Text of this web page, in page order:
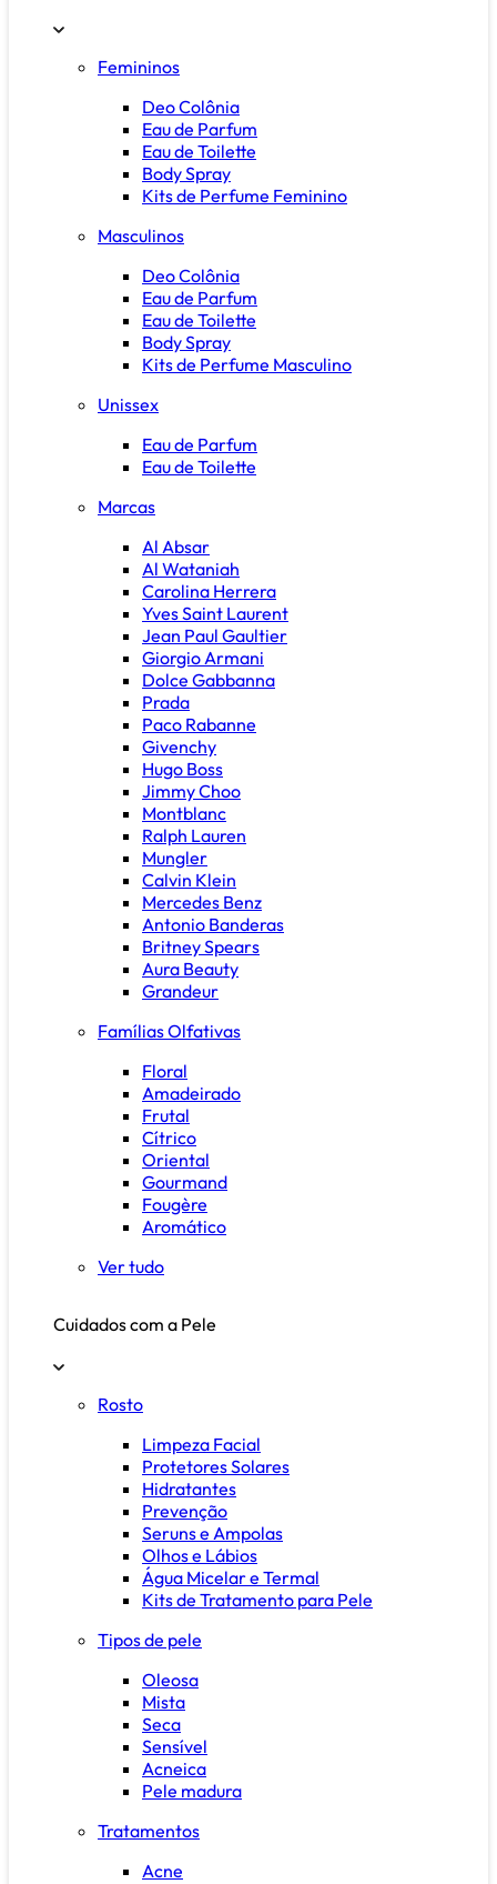
Femininos
Deo Colônia
Eau de Parfum
Eau de Toilette
Body Spray
Kits de Perfume Feminino
Masculinos
Deo Colônia
Eau de Parfum
Eau de Toilette
Body Spray
Kits de Perfume Masculino
Unissex
Eau de Parfum
Eau de Toilette
Marcas
Al Absar
Al Wataniah
Carolina Herrera
Yves Saint Laurent
Jean Paul Gaultier
Giorgio Armani
Dolce Gabbanna
Prada
Paco Rabanne
Givenchy
Hugo Boss
Jimmy Choo
Montblanc
Ralph Lauren
Mungler
Calvin Klein
Mercedes Benz
Antonio Banderas
Britney Spears
Aura Beauty
Grandeur
Famílias Olfativas
Floral
Amadeirado
Frutal
Cítrico
Oriental
Gourmand
Fougère
Aromático
Ver tudo
Cuidados com a Pele
Rosto
Limpeza Facial
Protetores Solares
Hidratantes
Prevenção
Seruns e Ampolas
Olhos e Lábios
Água Micelar e Termal
Kits de Tratamento para Pele
Tipos de pele
Oleosa
Mista
Seca
Sensível
Acneica
Pele madura
Tratamentos
Acne